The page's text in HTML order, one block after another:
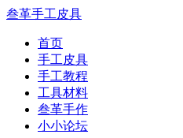
叁革手工皮具
首页
手工皮具
手工教程
工具材料
叁革手作
小小论坛